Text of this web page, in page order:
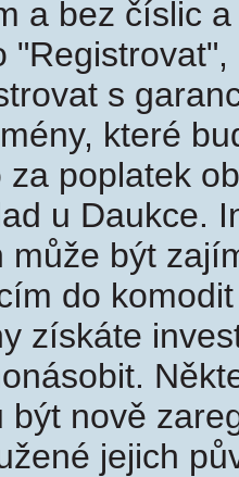
a bez číslic
s
které
za poplatek
u Daukce.
může být
do
získáte
být nově
jejich